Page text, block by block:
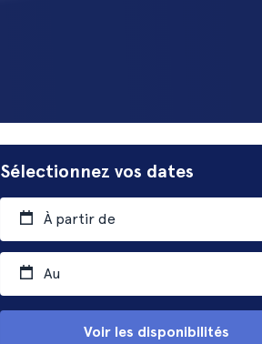
Sélectionnez vos dates
À partir de
Au
Voir les disponibilités